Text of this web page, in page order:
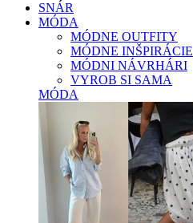
SNÁR
MÓDA
MÓDNE OUTFITY
MÓDNE INŠPIRÁCIE
MÓDNI NÁVRHÁRI
VYROB SI SAMA
MÓDA